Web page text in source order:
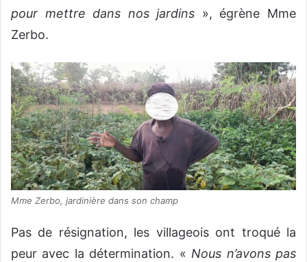
pour mettre dans nos jardins », égrène Mme
Zerbo.
Mme Zerbo, jardinière dans son champ
Pas de résignation, les villageois ont troqué la
peur avec la détermination. «Nous n’avons pas